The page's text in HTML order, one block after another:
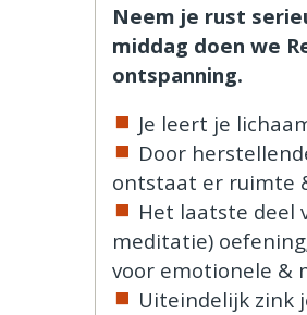
Neem je rust
middag doen we
ontspanning.
Je leert je
Door
ontstaat er ruimte
Het laatste deel
meditatie)
voor emotionele &
Uiteindelijk zink